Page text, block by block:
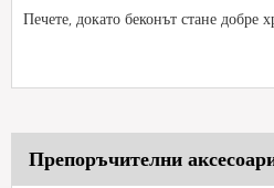
Печете, докато беконът стане добре
Препоръчителни